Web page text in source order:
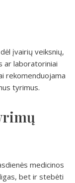
įvairių veiksnių,
ar laboratoriniai
rekomenduojama
tyrimus.
medicinos
bet ir stebėti